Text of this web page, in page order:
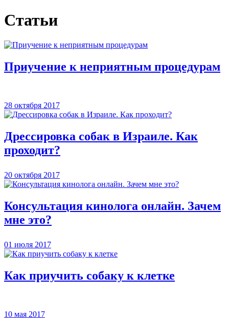
Статьи
Приучение к неприятным процедурам
28 октября 2017
Дрессировка собак в Израиле. Как
проходит?
20 октября 2017
Консультация кинолога онлайн. Зачем
мне это?
01 июля 2017
Как приучить собаку к клетке
10 мая 2017